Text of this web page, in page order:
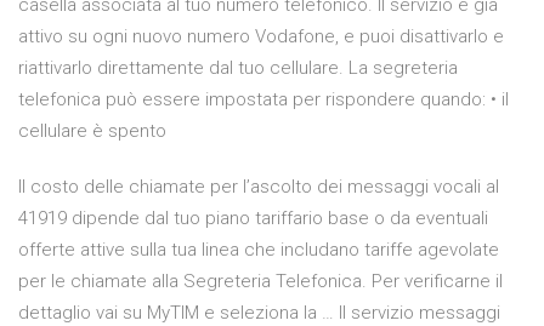
casella associata al tuo numero telefonico. Il servizio è già
attivo su ogni nuovo numero Vodafone, e puoi disattivarlo e
riattivarlo direttamente dal tuo cellulare. La segreteria
telefonica può essere impostata per rispondere quando: • il
cellulare è spento
Il costo delle chiamate per l’ascolto dei messaggi vocali al
41919 dipende dal tuo piano tariffario base o da eventuali
offerte attive sulla tua linea che includano tariffe agevolate
per le chiamate alla Segreteria Telefonica. Per verificarne il
dettaglio vai su MyTIM e seleziona la … Il servizio messaggi